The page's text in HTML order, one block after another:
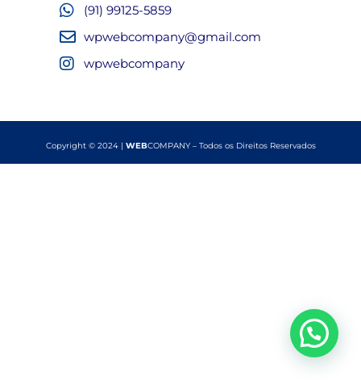
(91) 99125-5859
wpwebcompany@gmail.com
wpwebcompany
Copyright © 2024 | WEBCOMPANY – Todos os Direitos Reservados